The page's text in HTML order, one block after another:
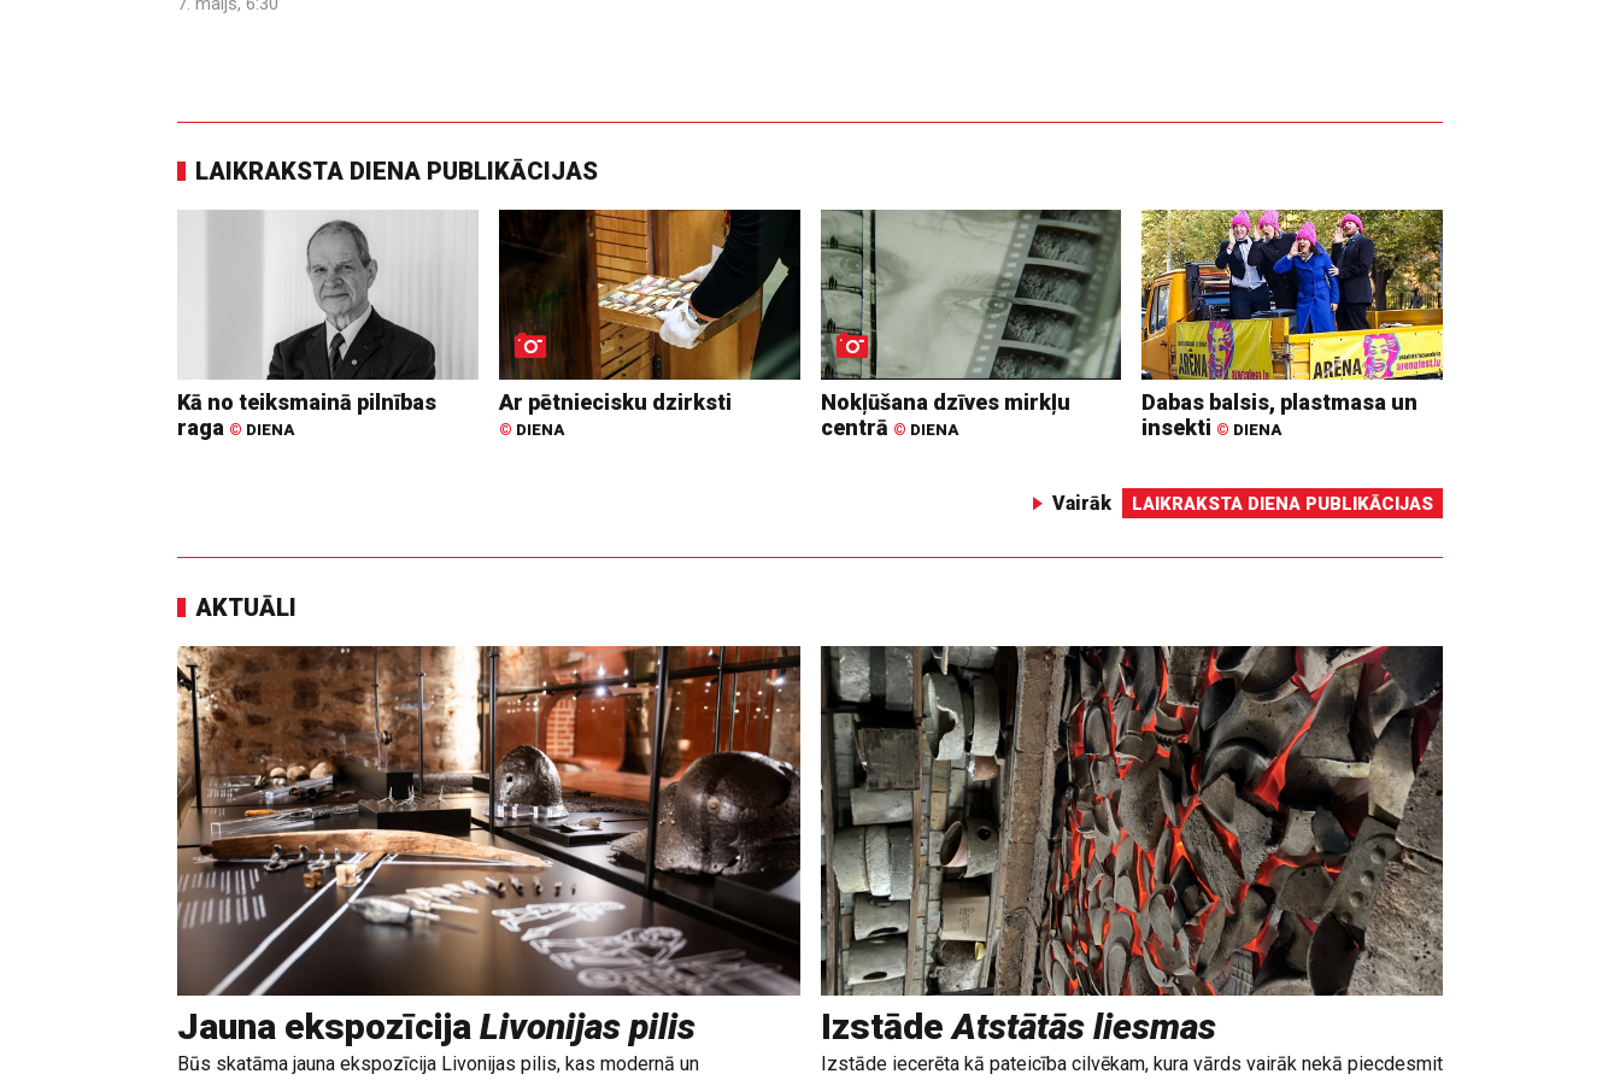
LAIKRAKSTA DIENA PUBLIKĀCIJAS
Kā no teiksmainā pilnības
raga © DIENA
Ar pētniecisku dzirksti
© DIENA
Nokļūšana dzīves mirkļu
centrā © DIENA
Dabas balsis, plastmasa un
insekti © DIENA
Vairāk LAIKRAKSTA DIENA PUBLIKĀCIJAS
AKTUĀLI
Jauna ekspozīcija Livonijas pilis
Būs skatāma jauna ekspozīcija Livonijas pilis, kas modernā un
IzstādeAtstātās liesmas
Izstāde iecerēta kā pateicība cilvēkam, kura vārds vairāk nekā piecdesmit